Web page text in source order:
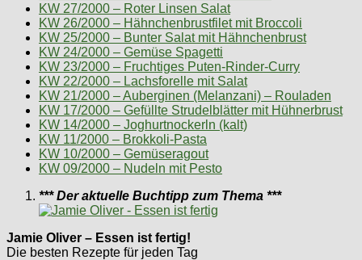
KW 27/2000 – Roter Linsen Salat
KW 26/2000 – Hähnchenbrustfilet mit Broccoli
KW 25/2000 – Bunter Salat mit Hähnchenbrust
KW 24/2000 – Gemüse Spagetti
KW 23/2000 – Fruchtiges Puten-Rinder-Curry
KW 22/2000 – Lachsforelle mit Salat
KW 21/2000 – Auberginen (Melanzani) – Rouladen
KW 17/2000 – Gefüllte Strudelblätter mit Hühnerbrust
KW 14/2000 – Joghurtnockerln (kalt)
KW 11/2000 – Brokkoli-Pasta
KW 10/2000 – Gemüseragout
KW 09/2000 – Nudeln mit Pesto
*** Der aktuelle Buchtipp zum Thema ***
Jamie Oliver – Essen ist fertig!
Die besten Rezepte für jeden Tag